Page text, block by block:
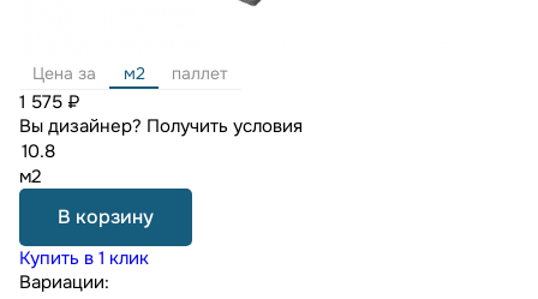
Цена за м2 паллет
1 575 ₽
Вы дизайнер? Получить условия
м2
В корзину
Купить в 1 клик
Вариации: